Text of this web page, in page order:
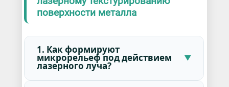
поверхности металла
1. Как формируют
микрорельеф под действием
лазерного луча?